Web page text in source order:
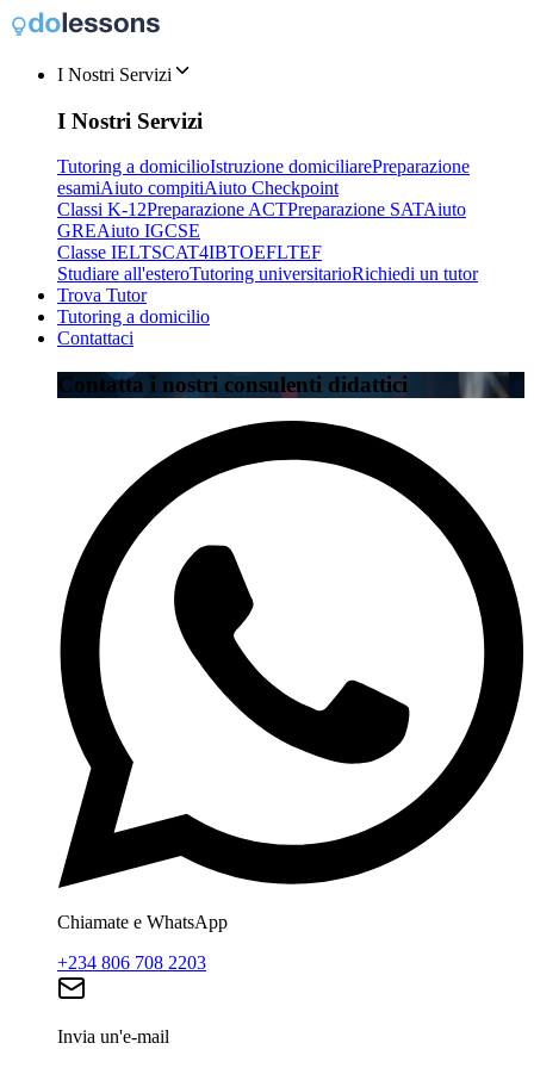
I Nostri Servizi
I Nostri Servizi
Tutoring a domicilioIstruzione domiciliarePreparazione
esamiAiuto compitiAiuto Checkpoint
Classi K-12Preparazione ACTPreparazione SATAiuto
GREAiuto IGCSE
Classe IELTSCAT4IBTOEFLTEF
Studiare all'esteroTutoring universitarioRichiedi un tutor
Trova Tutor
Tutoring a domicilio
Contattaci
Contatta i nostri consulenti didattici
Chiamate e WhatsApp
+234 806 708 2203
Invia un'e-mail